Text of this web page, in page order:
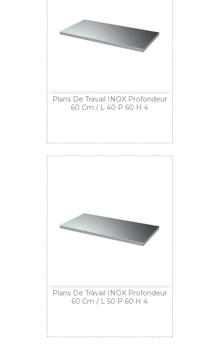
Plans De Travail INOX Profondeur
60 Cm / L 40 P 60 H 4
Plans De Travail INOX Profondeur
60 Cm / L 50 P 60 H 4